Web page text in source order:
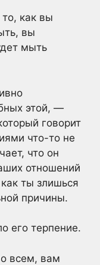
как вы
вы
мыть
этой, —
говорит
что-то не
что он
отношений
ты злишься
причины.
его терпение.
всем, вам